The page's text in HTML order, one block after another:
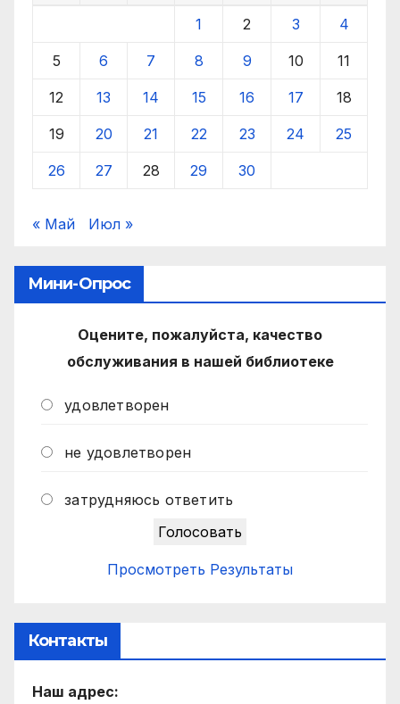
1 2 3 4
5 6 7 8 9 10 11
12 13 14 15 16 17 18
19 20 21 22 23 24 25
26 27 28 29 30
« Май Июл »
Мини-Опрос
Оцените, пожалуйста, качество
обслуживания в нашей библиотеке
удовлетворен
не удовлетворен
затрудняюсь ответить
Просмотреть Результаты
Контакты
Наш адрес: